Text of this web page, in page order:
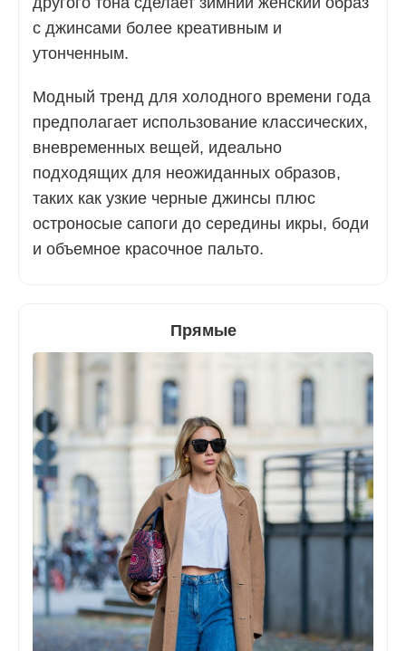
с джинсами более креативным и
утонченным.
Модный тренд для холодного времени года
предполагает использование классических,
вневременных вещей, идеально
подходящих для неожиданных образов,
таких как узкие черные джинсы плюс
остроносые сапоги до середины икры, боди
и объемное красочное пальто.
Прямые